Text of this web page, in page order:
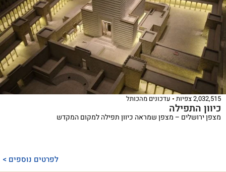
2,032,515 צפיות עדכונים מהכותל
כיוון התפילה
מצפן ירושלים – מצפן שמראה כיוון תפילה למקום המקדש
לפרטים נוספים >